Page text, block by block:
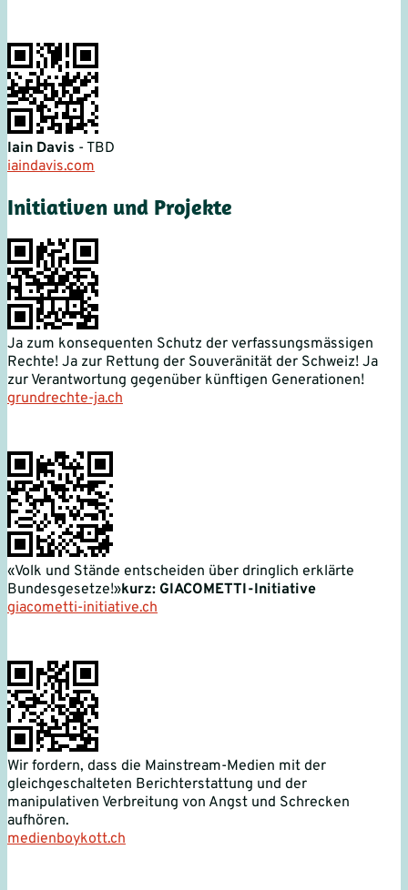
Iain Davis - TBD
iaindavis.com
Initiativen und Projekte
Ja zum konsequenten Schutz der verfassungsmässigen
Rechte! Ja zur Rettung der Souveränität der Schweiz! Ja
zur Verantwortung gegenüber künftigen Generationen!
grundrechte-ja.ch
«Volk und Stände entscheiden über dringlich erklärte
Bundesgesetze!»kurz: GIACOMETTI-Initiative
giacometti-initiative.ch
Wir fordern, dass die Mainstream-Medien mit der
gleichgeschalteten Berichterstattung und der
manipulativen Verbreitung von Angst und Schrecken
aufhören.
medienboykott.ch